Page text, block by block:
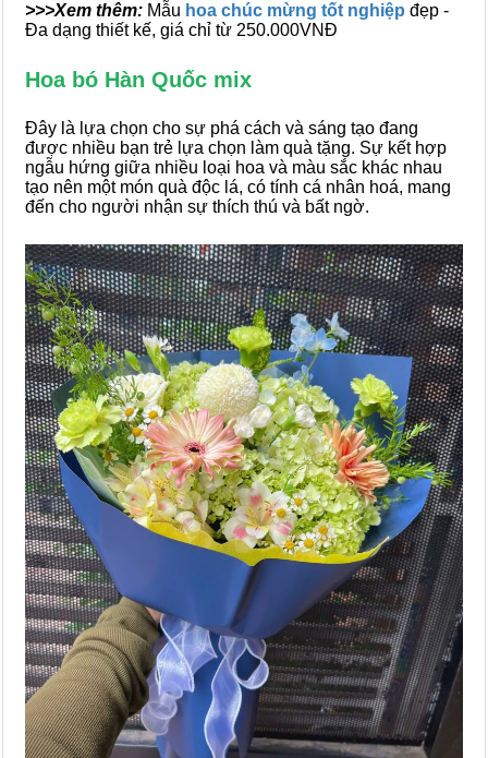
>>>Xem thêm: Mẫu hoa chúc mừng tốt nghiệp đẹp -
Đa dạng thiết kế, giá chỉ từ 250.000VNĐ
Hoa bó Hàn Quốc mix
Đây là lựa chọn cho sự phá cách và sáng tạo đang
được nhiều bạn trẻ lựa chọn làm quà tặng. Sự kết hợp
ngẫu hứng giữa nhiều loại hoa và màu sắc khác nhau
tạo nên một món quà độc lá, có tính cá nhân hoá, mang
đến cho người nhận sự thích thú và bất ngờ.